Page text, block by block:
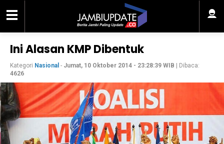
Ini Alasan KMP Dibentuk
Kategori Nasional - Jumat, 10 Oktober 2014 - 23:28:39 WIB | Dibaca:
4626